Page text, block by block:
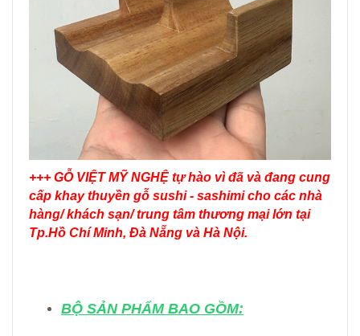
+++ GỖ VIỆT MỸ NGHỆ tự hào vì đã và đang cung
cấp khay thuyền gỗ sushi - sashimi cho các nhà
hàng/ khách sạn/ trung tâm thương mại lớn tại
Tp.Hồ Chí Minh, Đà Nẵng và Hà Nội.
BỘ SẢN PHẨM BAO GỒM: